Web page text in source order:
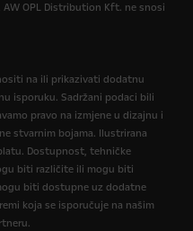
OPL Distribution Kft. ne snosi
na ili prikazivati dodatnu
isporuku. Sadržani podaci bili
pravo na izmjene u dizajnu i
stvarnim bojama. Ilustrirana
Dostupnost, tehničke
biti različite ili mogu biti
biti dostupne uz dodatne
koja se isporučuje na našim